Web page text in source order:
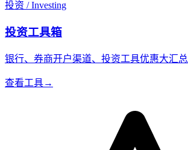
投资 / Investing
投资工具箱
银行、券商开户渠道、投资工具优惠大汇总
查看工具→